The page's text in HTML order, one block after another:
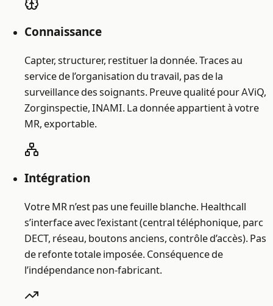
Connaissance
Capter, structurer, restituer la donnée. Traces au
service de l’organisation du travail, pas de la
surveillance des soignants. Preuve qualité pour AViQ,
Zorginspectie, INAMI. La donnée appartient à votre
MR, exportable.
Intégration
Votre MR n’est pas une feuille blanche. Healthcall
s’interface avec l’existant (central téléphonique, parc
DECT, réseau, boutons anciens, contrôle d’accès). Pas
de refonte totale imposée. Conséquence de
l’indépendance non-fabricant.